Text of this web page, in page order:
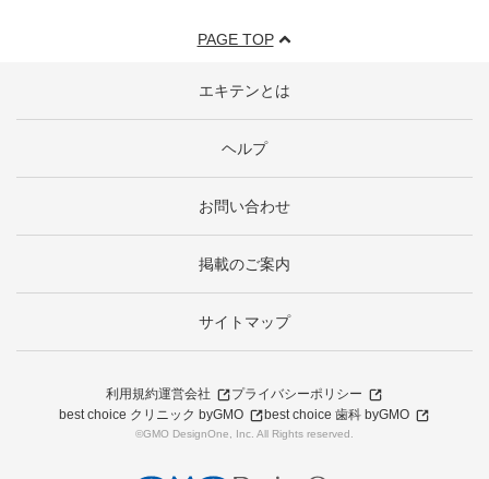
PAGE TOP
エキテンとは
ヘルプ
お問い合わせ
掲載のご案内
サイトマップ
利用規約運営会社
プライバシーポリシー
best choice クリニック byGMO
best choice 歯科 byGMO
©GMO DesignOne, Inc. All Rights reserved.